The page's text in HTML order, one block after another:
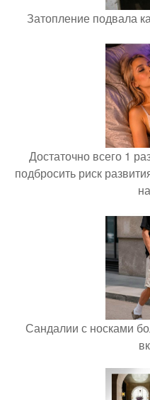
Затопление подвала
Достаточно всего 1
подбросить риск
Сандалии с носками